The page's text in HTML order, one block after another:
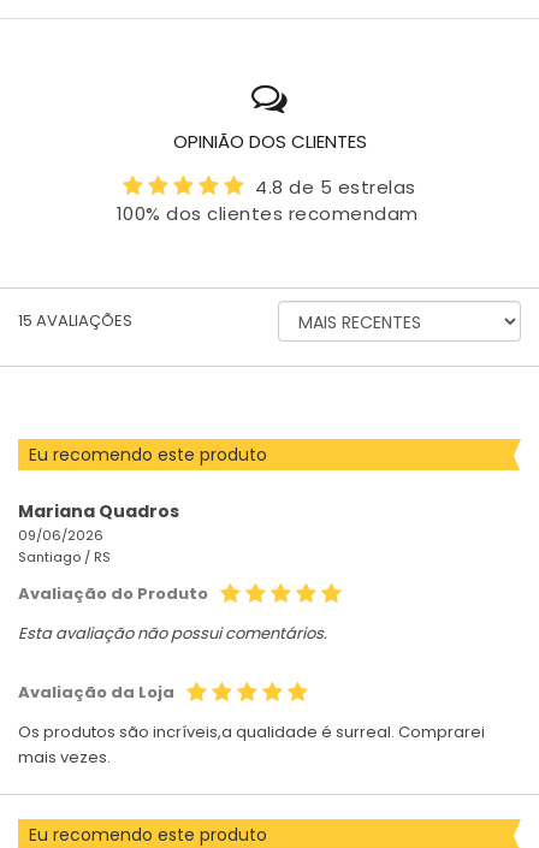
OPINIÃO DOS CLIENTES
4.8 de 5 estrelas
100% dos clientes recomendam
15 AVALIAÇÕES
ORDENAR
AVALIAÇÕES
Eu recomendo este produto
Mariana Quadros
09/06/2026
Santiago / RS
Avaliação do Produto
Esta avaliação não possui comentários.
Avaliação da Loja
Os produtos são incríveis,a qualidade é surreal. Comprarei
mais vezes.
Eu recomendo este produto